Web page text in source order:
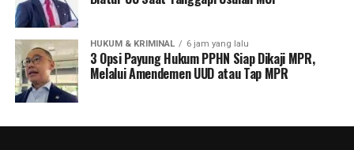
HUKUM & KRIMINAL 6 jam yang lalu
3 Opsi Payung Hukum PPHN Siap Dikaji MPR,
Melalui Amendemen UUD atau Tap MPR